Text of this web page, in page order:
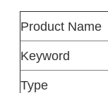
Product Name
Keyword
Type